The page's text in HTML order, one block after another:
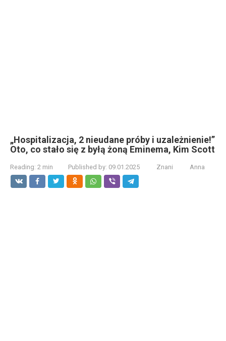
„Hospitalizacja, 2 nieudane próby i uzależnienie!”
Oto, co stało się z byłą żoną Eminema, Kim Scott
Reading: 2 min Published by: 09.01.2025 Znani Anna